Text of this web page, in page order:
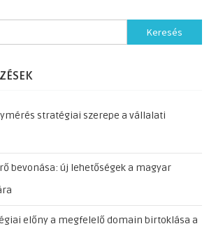
Keresés:
stratégiai szerepe a vállalati
bevonása: új lehetőségek a magyar
előny a megfelelő domain birtoklása a